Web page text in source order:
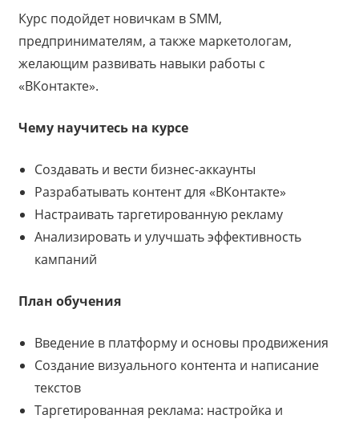
Курс подойдет новичкам в SMM,
предпринимателям, а также маркетологам,
желающим развивать навыки работы с
«ВКонтакте».
Чему научитесь на курсе
Создавать и вести бизнес-аккаунты
Разрабатывать контент для «ВКонтакте»
Настраивать таргетированную рекламу
Анализировать и улучшать эффективность
кампаний
План обучения
Введение в платформу и основы продвижения
Создание визуального контента и написание
текстов
Таргетированная реклама: настройка и